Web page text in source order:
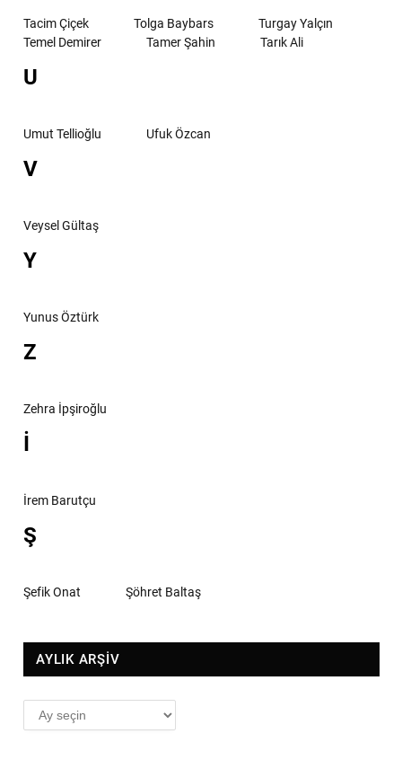
Tacim Çiçek Tolga Baybars
Turgay Yalçın
Temel Demirer
Tamer Şahin Tarık Ali
U
Umut Tellioğlu Ufuk Özcan
V
Veysel Gültaş
Y
Yunus Öztürk
Z
Zehra İpşiroğlu
İ
İrem Barutçu
Ş
Şefik Onat Şöhret Baltaş
AYLIK ARŞİV
AYLIK
ARŞİV